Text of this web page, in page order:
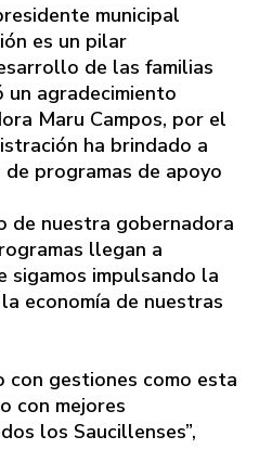
municipal
es un pilar
de las familias
un agradecimiento
Maru Campos, por el
ha brindado a
programas de apoyo
de nuestra gobernadora
llegan a
sigamos impulsando la
economía de nuestras
con gestiones como esta
con mejores
los Saucillenses”,